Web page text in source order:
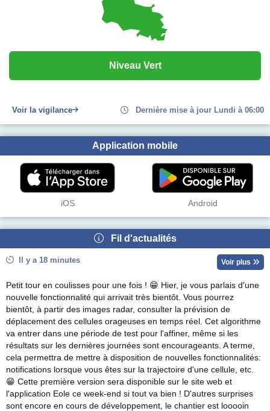
Niveau Vert
Voir la vigilance Dernière mise à jour Lundi à 06:00
Application mobile
iOS Android
Fil d'actualités
Il y a 18 minutes Voir plus
Petit tour en coulisses pour une fois ! 😁 Hier, je vous parlais d'une
nouvelle fonctionnalité qui arrivait très bientôt. Vous pourrez
bientôt, à partir des images radar, consulter la prévision de
déplacement des cellules orageuses en temps réel. Cet algorithme
va entrer dans une période de test pour l'affiner, même si les
résultats sur les dernières journées sont encourageants. A terme,
cela permettra de mettre à disposition de nouvelles fonctionnalités:
notifications lorsque vous êtes sur la trajectoire d'une cellule, etc.
😁 Cette première version sera disponible sur le site web et
l'application Eole ce week-end si tout va bien ! D'autres surprises
sont encore en cours de développement, le chantier est looooin